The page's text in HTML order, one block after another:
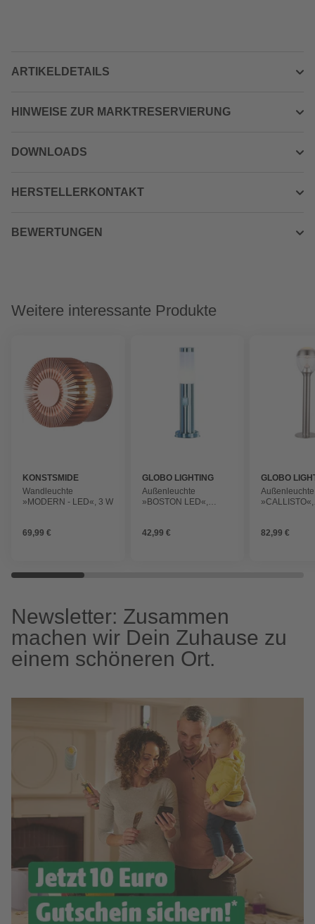
ARTIKELDETAILS
HINWEISE ZUR MARKTRESERVIERUNG
DOWNLOADS
HERSTELLERKONTAKT
BEWERTUNGEN
Weitere interessante Produkte
KONSTSMIDE
Wandleuchte
»MODERN - LED«, 3 W
69,99 €
GLOBO LIGHTING
Außenleuchte
»BOSTON LED«,
42,99 €
GLOBO
Außenleuchte
»CALLISTO«,
82,99 €
Newsletter: Zusammen
machen wir Dein Zuhause zu
einem schöneren Ort.